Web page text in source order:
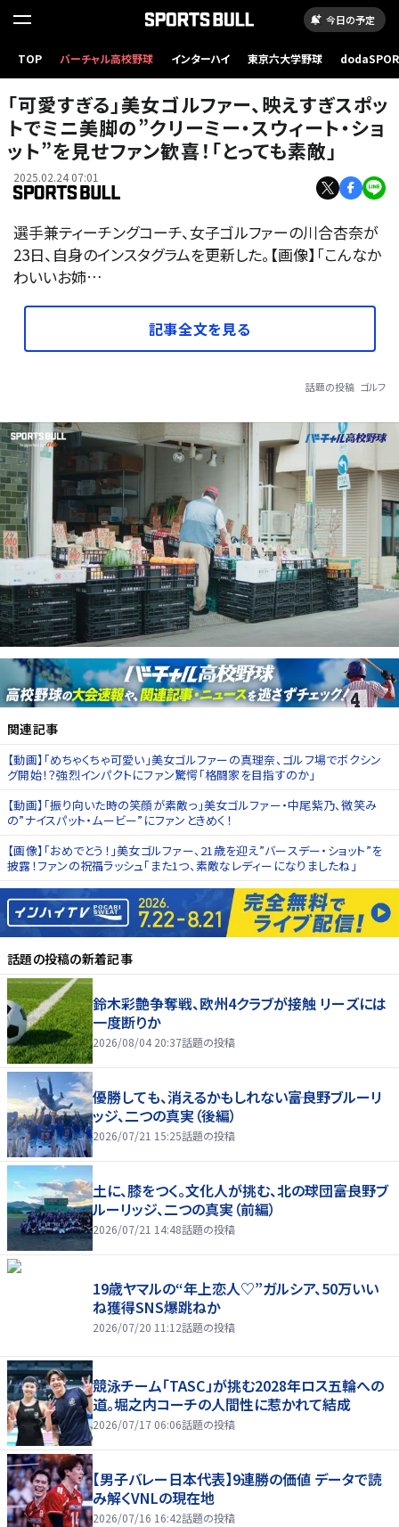
今日の予定
TOP バーチャル高校野球 インターハイ 東京六大学野球
「可愛すぎる」美女ゴルファー、映えすぎスポッ
トでミニ美脚の”クリーミー・スウィート・ショ
ット”を見せファン歓喜！「とっても素敵」
2025.02.24 07:01
選手兼ティーチングコーチ、女子ゴルファーの川合杏奈が
23日、自身のインスタグラムを更新した。【画像】「こんなか
わいいお姉…
記事全文を見る
話題の投稿 ゴルフ
関連記事
【動画】「めちゃくちゃ可愛い」美女ゴルファーの真理奈、ゴルフ場でボクシン
グ開始！？強烈インパクトにファン驚愕「格闘家を目指すのか」
【動画】「振り向いた時の笑顔が素敵っ」美女ゴルファー・中尾紫乃、微笑み
の”ナイスパット・ムービー”にファンときめく！
【画像】「おめでとう！」美女ゴルファー、21歳を迎え”バースデー・ショット”を
披露！ファンの祝福ラッシュ「また1つ、素敵なレディーになりましたね」
話題の投稿の新着記事
鈴木彩艶争奪戦、欧州4クラブが接触 リーズには
一度断りか
2026/08/04 20:37話題の投稿
優勝しても、消えるかもしれない――富良野ブルーリ
ッジ、二つの真実（後編）
2026/07/21 15:25話題の投稿
土に、膝をつく。文化人が挑む、北の球団――富良野ブ
ルーリッジ、二つの真実（前編）
2026/07/21 14:48話題の投稿
19歳ヤマルの“年上恋人♡”ガルシア、50万いい
ね獲得SNS爆跳ねか
2026/07/20 11:12話題の投稿
競泳チーム「TASC」が挑む2028年ロス五輪への
道。堀之内コーチの人間性に惹かれて結成
2026/07/17 06:06話題の投稿
【男子バレー日本代表】9連勝の価値 データで読
み解くVNLの現在地
2026/07/16 16:42話題の投稿